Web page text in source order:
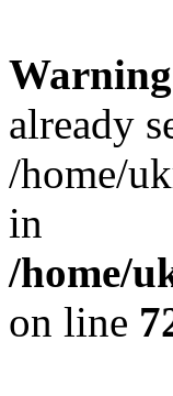
Warning
already
/home/
in
/home/
on line